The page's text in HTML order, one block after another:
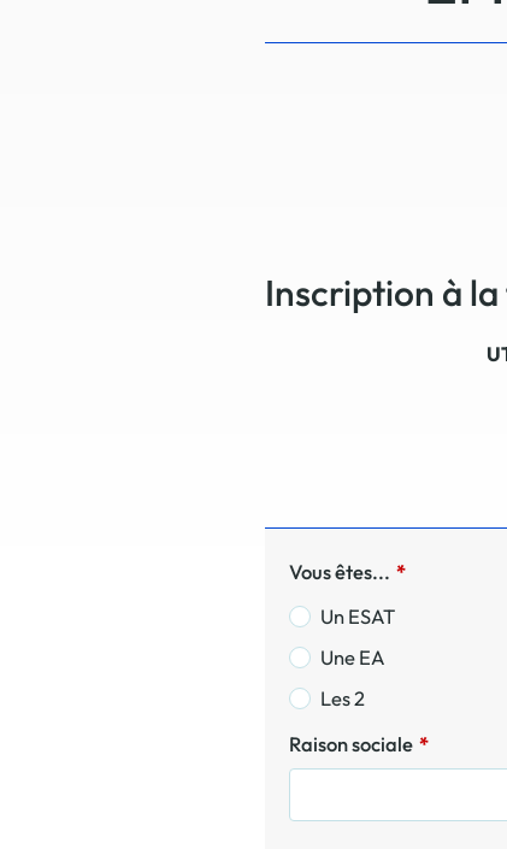
Inscription à
Vous êtes... *
Un ESAT
Une EA
Les 2
Raison sociale *